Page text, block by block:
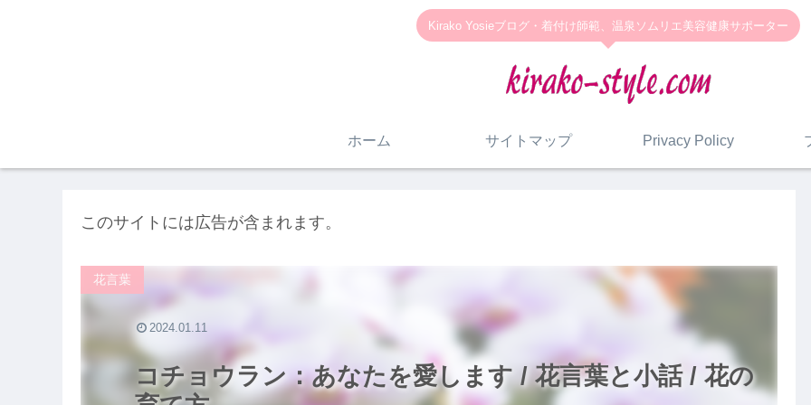
Kirako Yosieブログ・着付け師範、温泉ソムリエ美容健康サポーター
ホーム サイトマップ Privacy Policy
このサイトには広告が含まれます。
コチョウラン：あなたを愛します / 花言葉と小話 / 花の
花言葉
2024.01.11